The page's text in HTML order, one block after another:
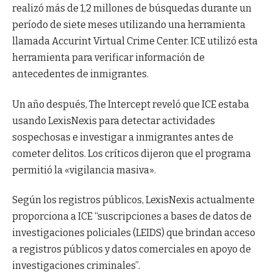
realizó más de 1,2 millones de búsquedas durante un
período de siete meses utilizando una herramienta
llamada Accurint Virtual Crime Center. ICE utilizó esta
herramienta para verificar información de
antecedentes de inmigrantes.
Un año después, The Intercept reveló que ICE estaba
usando LexisNexis para detectar actividades
sospechosas e investigar a inmigrantes antes de
cometer delitos. Los críticos dijeron que el programa
permitió la «vigilancia masiva».
Según los registros públicos, LexisNexis actualmente
proporciona a ICE “suscripciones a bases de datos de
investigaciones policiales (LEIDS) que brindan acceso
a registros públicos y datos comerciales en apoyo de
investigaciones criminales”.